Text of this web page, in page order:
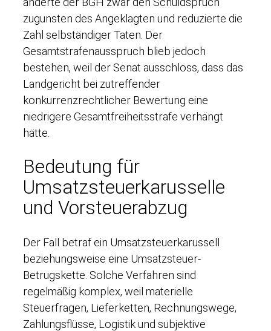
zugunsten des Angeklagten und reduzierte die
Zahl selbständiger Taten. Der
Gesamtstrafenausspruch blieb jedoch
bestehen, weil der Senat ausschloss, dass das
Landgericht bei zutreffender
konkurrenzrechtlicher Bewertung eine
niedrigere Gesamtfreiheitsstrafe verhängt
hätte.
Bedeutung für
Umsatzsteuerkarusselle
und Vorsteuerabzug
Der Fall betraf ein Umsatzsteuerkarussell
beziehungsweise eine Umsatzsteuer-
Betrugskette. Solche Verfahren sind
regelmäßig komplex, weil materielle
Steuerfragen, Lieferketten, Rechnungswege,
Zahlungsflüsse, Logistik und subjektive